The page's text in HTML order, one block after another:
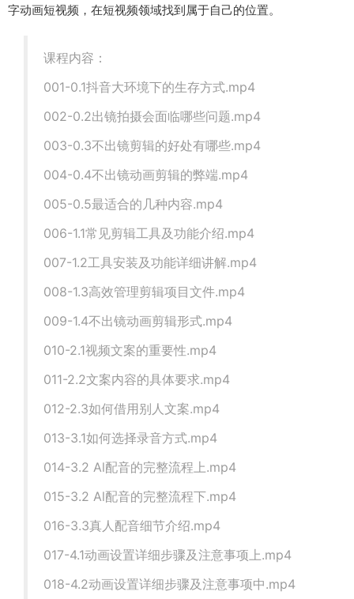
字动画短视频，在短视频领域找到属于自己的位置。
课程内容：
001-0.1抖音大环境下的生存方式.mp4
002-0.2出镜拍摄会面临哪些问题.mp4
003-0.3不出镜剪辑的好处有哪些.mp4
004-0.4不出镜动画剪辑的弊端.mp4
005-0.5最适合的几种内容.mp4
006-1.1常见剪辑工具及功能介绍.mp4
007-1.2工具安装及功能详细讲解.mp4
008-1.3高效管理剪辑项目文件.mp4
009-1.4不出镜动画剪辑形式.mp4
010-2.1视频文案的重要性.mp4
011-2.2文案内容的具体要求.mp4
012-2.3如何借用别人文案.mp4
013-3.1如何选择录音方式.mp4
014-3.2 Al配音的完整流程上.mp4
015-3.2 Al配音的完整流程下.mp4
016-3.3真人配音细节介绍.mp4
017-4.1动画设置详细步骤及注意事项上.mp4
018-4.2动画设置详细步骤及注意事项中.mp4